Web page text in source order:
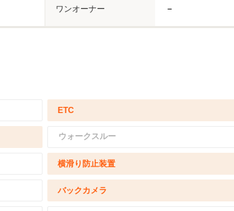
ワンオーナー －
ETC
ウォークスルー
横滑り防止装置
バックカメラ